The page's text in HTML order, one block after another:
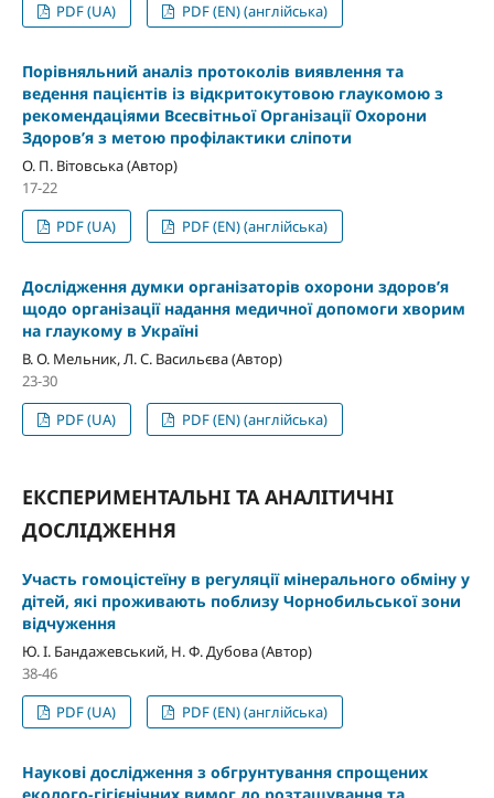
PDF (UA)
PDF (EN) (англійська)
Порівняльний аналіз протоколів виявлення та
ведення пацієнтів із відкритокутовою глаукомою з
рекомендаціями Всесвітньої Організації Охорони
Здоров’я з метою профілактики сліпоти
О. П. Вітовська (Автор)
17-22
PDF (UA)
PDF (EN) (англійська)
Дослідження думки організаторів охорони здоровʼя
щодо організації надання медичної допомоги хворим
на глаукому в Україні
В. О. Мельник, Л. С. Васильєва (Автор)
23-30
PDF (UA)
PDF (EN) (англійська)
ЕКСПЕРИМЕНТАЛЬНІ ТА АНАЛІТИЧНІ
ДОСЛІДЖЕННЯ
Участь гомоцістеїну в регуляції мінерального обміну у
дітей, які проживають поблизу Чорнобильської зони
відчуження
Ю. І. Бандажевський, Н. Ф. Дубова (Автор)
38-46
PDF (UA)
PDF (EN) (англійська)
Наукові дослідження з обгрунтування спрощених